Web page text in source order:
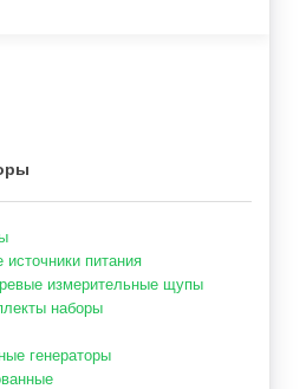
питания
измерительные щупы
наборы
генераторы